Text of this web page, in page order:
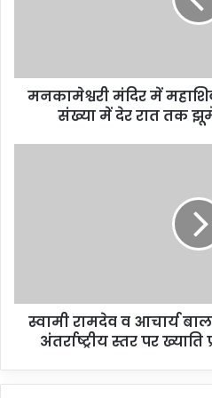
मनकामेश्वरी मंदिर में
संख्या में देर रात तक
स्वामी रामदेव व आचार्य
अंतर्राष्ट्रीय स्तर पर